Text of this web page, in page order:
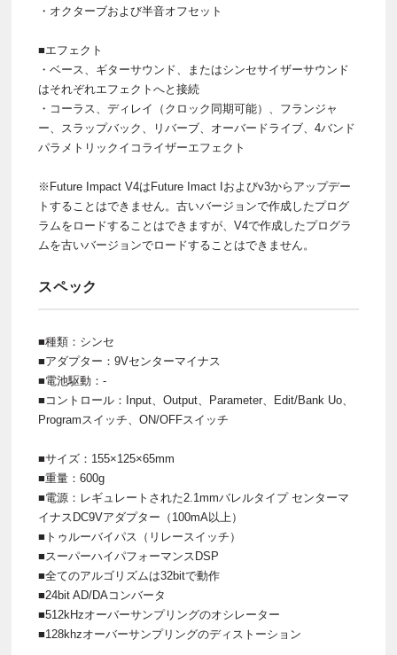
・オクターブおよび半音オフセット
■エフェクト
・ベース、ギターサウンド、またはシンセサイザーサウンド
はそれぞれエフェクトへと接続
・コーラス、ディレイ（クロック同期可能）、フランジャ
ー、スラップバック、リバーブ、オーバードライブ、4バンド
パラメトリックイコライザーエフェクト
※Future Impact V4はFuture Imact Iおよびv3からアップデー
トすることはできません。古いバージョンで作成したプログ
ラムをロードすることはできますが、V4で作成したプログラ
ムを古いバージョンでロードすることはできません。
スペック
■種類：シンセ
■アダプター：9Vセンターマイナス
■電池駆動：-
■コントロール：Input、Output、Parameter、Edit/Bank Uo、
Programスイッチ、ON/OFFスイッチ
■サイズ：155×125×65mm
■重量：600g
■電源：レギュレートされた2.1mmバレルタイプ センターマ
イナスDC9Vアダプター（100mA以上）
■トゥルーバイパス（リレースイッチ）
■スーパーハイパフォーマンスDSP
■全てのアルゴリズムは32bitで動作
■24bit AD/DAコンバータ
■512kHzオーバーサンプリングのオシレーター
■128khzオーバーサンプリングのディストーション